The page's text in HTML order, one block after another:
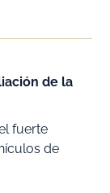
de la
fuerte
de